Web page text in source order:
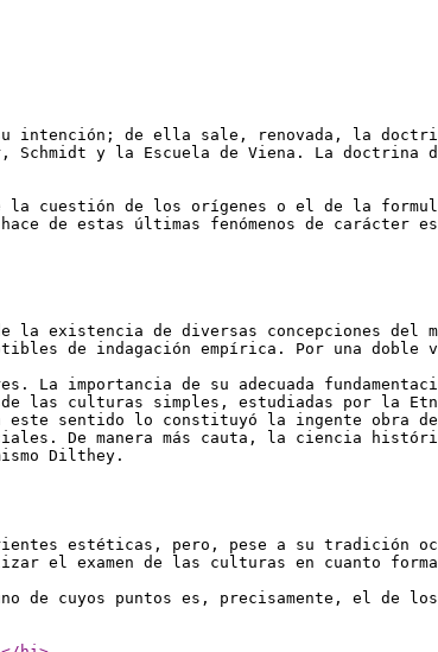
intención; de ella sale, renovada, la
y la Escuela de Viena. La doctrina
cuestión de los orígenes o el de la
de estas últimas fenómenos de
existencia de diversas concepciones del
de indagación empírica. Por una
La importancia de su adecuada
las culturas simples, estudiadas por la
sentido lo constituyó la ingente obra de
De manera más cauta, la ciencia
Dilthey.
estéticas, pero, pese a su tradición
el examen de las culturas en cuanto
de cuyos puntos es, precisamente, el de